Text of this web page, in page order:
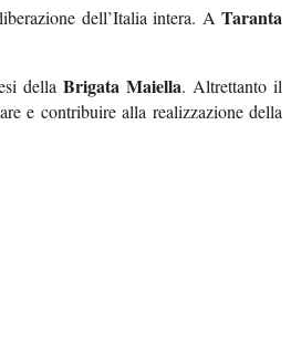
dell’Italia intera. A Taranta
dellaBrigata Maiella. Altrettanto il
e contribuire alla realizzazione della